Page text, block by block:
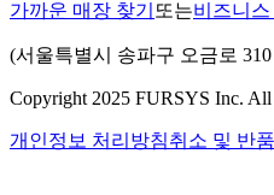
가까운 매장 찾기 또는비즈니스
(서울특별시 송파구 오금로
Copyright 2025 FURSYS Inc. All
개인정보 처리방침취소 및 반